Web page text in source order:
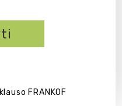
FRANKOF